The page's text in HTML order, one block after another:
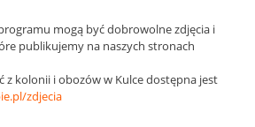
mogą być dobrowolne zdjęcia i
publikujemy na naszych stronach
z kolonii i obozów w Kulce dostępna jest
zdjecia